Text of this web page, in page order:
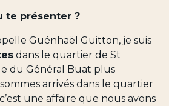
te présenter ?
Guénhaël Guitton, je suis
dans le quartier de St
du Général Buat plus
arrivés dans le quartier
une affaire que nous avons